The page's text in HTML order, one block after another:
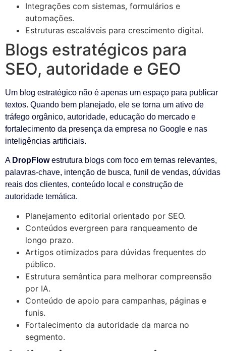
Integrações com sistemas, formulários e
automações.
Estruturas escaláveis para crescimento digital.
Blogs estratégicos para
SEO, autoridade e GEO
Um blog estratégico não é apenas um espaço para publicar
textos. Quando bem planejado, ele se torna um ativo de
tráfego orgânico, autoridade, educação do mercado e
fortalecimento da presença da empresa no Google e nas
inteligências artificiais.
A DropFlowestrutura blogs com foco em temas relevantes,
palavras-chave, intenção de busca, funil de vendas, dúvidas
reais dos clientes, conteúdo local e construção de
autoridade temática.
Planejamento editorial orientado por SEO.
Conteúdos evergreen para ranqueamento de
longo prazo.
Artigos otimizados para dúvidas frequentes do
público.
Estrutura semântica para melhorar compreensão
por IA.
Conteúdo de apoio para campanhas, páginas e
funis.
Fortalecimento da autoridade da marca no
segmento.